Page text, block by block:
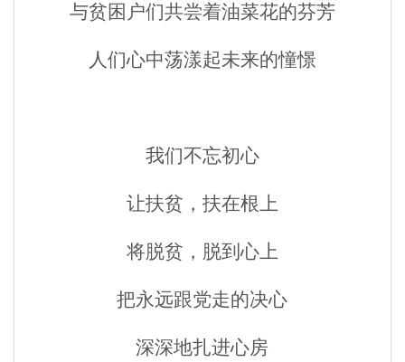
与贫困户们共尝着油菜花的芬芳
人们心中荡漾起未来的憧憬
我们不忘初心
让扶贫，扶在根上
将脱贫，脱到心上
把永远跟党走的决心
深深地扎进心房